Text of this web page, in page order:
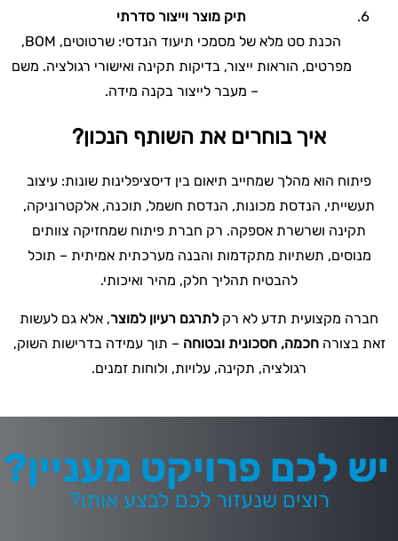
תיק מוצר וייצור סדרתי
הכנת סט מלא של מסמכי תיעוד הנדסי: שרטוטים, BOM,
מפרטים, הוראות ייצור, בדיקות תקינה ואישורי רגולציה. משם
– מעבר לייצור בקנה מידה.
איך בוחרים את השותף הנכון?
פיתוח הוא מהלך שמחייב תיאום בין דיסציפלינות שונות: עיצוב
תעשייתי, הנדסת מכונות, הנדסת חשמל, תוכנה, אלקטרוניקה,
תקינה ושרשרת אספקה. רק חברת פיתוח שמחזיקה צוותים
מנוסים, תשתיות מתקדמות והבנה מערכתית אמיתית – תוכל
להבטיח תהליך חלק, מהיר ואיכותי.
חברה מקצועית תדע לא רקלתרגם רעיון למוצר, אלא גם לעשות
זאת בצורהחכמה, חסכונית ובטוחה – תוך עמידה בדרישות השוק,
רגולציה, תקינה, עלויות, ולוחות זמנים.
יש לכם פרויקט מעניין?
רוצים שנעזור לכם לבצע אותו?